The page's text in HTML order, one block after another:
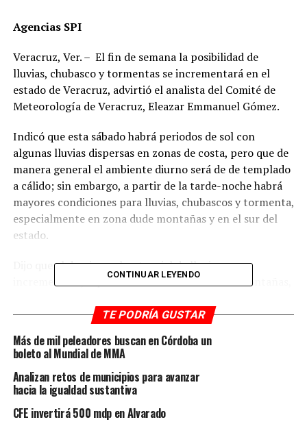
Agencias SPI
Veracruz, Ver. – El fin de semana la posibilidad de
lluvias, chubasco y tormentas se incrementará en el
estado de Veracruz, advirtió el analista del Comité de
Meteorología de Veracruz, Eleazar Emmanuel Gómez.
Indicó que esta sábado habrá periodos de sol con
algunas lluvias dispersas en zonas de costa, pero que de
manera general el ambiente diurno será de de templado
a cálido; sin embargo, a partir de la tarde-noche habrá
mayores condiciones para lluvias, chubascos y tormenta,
especialmente en zona dude montañas y en el sur del
estado.
Dijo que el domingo el potencial de lluvias se
incrementará, especialmente en las zonas de montañas,
persistir durante gran parte de la próxima semana.
El especialista indicó que en la zona norte las
temperaturas mínimas oscilarán entre los 22 a 25
grados y máximas de 32 a 35 grados, con posibilidad de
lluvia matutina, especialmente en zonas como
Huayacocotla.
CONTINUAR LEYENDO
TE PODRÍA GUSTAR
Más de mil peleadores buscan en Córdoba un
boleto al Mundial de MMA
Analizan retos de municipios para avanzar
hacia la igualdad sustantiva
CFE invertirá 500 mdp en Alvarado